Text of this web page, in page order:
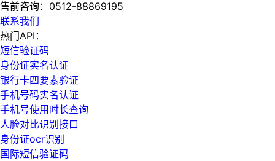
售前咨询： 0512-88869195
联系我们
热门API：
短信验证码
身份证实名认证
银行卡四要素验证
手机号码实名认证
手机号使用时长查询
人脸对比识别接口
身份证ocr识别
国际短信验证码